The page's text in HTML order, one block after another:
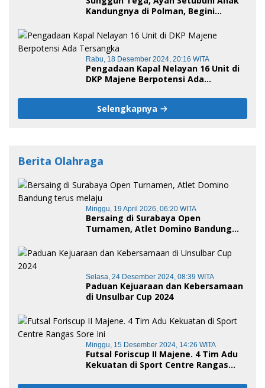
Kandungnya di Polman, Begini
Rabu, 18 Desember 2024, 20:16 WITA
Pengadaan Kapal Nelayan 16 Unit di
DKP Majene Berpotensi Ada
Selengkapnya
Berita Olahraga
Minggu, 19 April 2026, 06:20 WITA
Bersaing di Surabaya Open
Turnamen, Atlet Domino Bandung
Selasa, 24 Desember 2024, 08:39 WITA
Paduan Kejuaraan dan Kebersamaan
di Unsulbar Cup 2024
Minggu, 15 Desember 2024, 14:26 WITA
Futsal Foriscup II Majene. 4 Tim Adu
Kekuatan di Sport Centre Rangas